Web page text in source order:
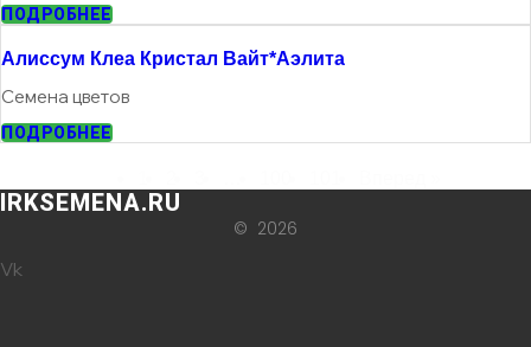
ПОДРОБНЕЕ
Алиссум Клеа Кристал Вайт*аэлита
Семена цветов
ПОДРОБНЕЕ
IRKSEMENA.RU
© 2026
Vk